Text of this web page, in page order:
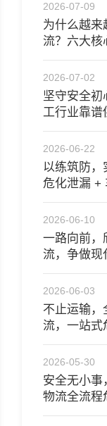
2026-07-09
为什么越来
流？六大核
2026-07-02
坚守安全
工行业靠谱
2026-06-22
以练筑防，
危化泄漏 +
满开展
2026-06-10
一路向前
流，争做现
2026-06-03
不止运输，
流，一站式
案
2026-05-30
安全无小事
物流全流程